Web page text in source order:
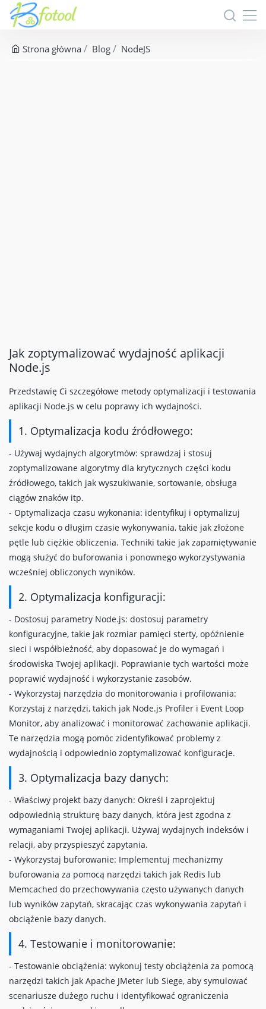
Strona główna Blog NodeJS
Jak zoptymalizować wydajność aplikacji
Node.js
Przedstawię Ci szczegółowe metody optymalizacji i testowania
aplikacji Node.js w celu poprawy ich wydajności.
1. Optymalizacja kodu źródłowego:
- Używaj wydajnych algorytmów: sprawdzaj i stosuj
zoptymalizowane algorytmy dla krytycznych części kodu
źródłowego, takich jak wyszukiwanie, sortowanie, obsługa
ciągów znaków itp.
- Optymalizacja czasu wykonania: identyfikuj i optymalizuj
sekcje kodu o długim czasie wykonywania, takie jak złożone
pętle lub ciężkie obliczenia. Techniki takie jak zapamiętywanie
mogą służyć do buforowania i ponownego wykorzystywania
wcześniej obliczonych wyników.
2. Optymalizacja konfiguracji:
- Dostosuj parametry Node.js: dostosuj parametry
konfiguracyjne, takie jak rozmiar pamięci sterty, opóźnienie
sieci i współbieżność, aby dopasować je do wymagań i
środowiska Twojej aplikacji. Poprawianie tych wartości może
poprawić wydajność i wykorzystanie zasobów.
- Wykorzystaj narzędzia do monitorowania i profilowania:
Korzystaj z narzędzi, takich jak Node.js Profiler i Event Loop
Monitor, aby analizować i monitorować zachowanie aplikacji.
Te narzędzia mogą pomóc zidentyfikować problemy z
wydajnością i odpowiednio zoptymalizować konfiguracje.
3. Optymalizacja bazy danych:
- Właściwy projekt bazy danych: Określ i zaprojektuj
odpowiednią strukturę bazy danych, która jest zgodna z
wymaganiami Twojej aplikacji. Używaj wydajnych indeksów i
relacji, aby przyspieszyć zapytania.
- Wykorzystaj buforowanie: Implementuj mechanizmy
buforowania za pomocą narzędzi takich jak Redis lub
Memcached do przechowywania często używanych danych
lub wyników zapytań, skracając czas wykonywania zapytań i
obciążenie bazy danych.
4. Testowanie i monitorowanie:
- Testowanie obciążenia: wykonuj testy obciążenia za pomocą
narzędzi takich jak Apache JMeter lub Siege, aby symulować
scenariusze dużego ruchu i identyfikować ograniczenia